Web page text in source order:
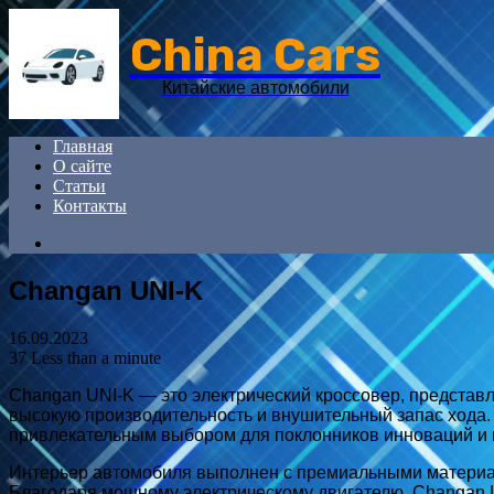
China Cars
Китайские автомобили
Главная
О сайте
Статьи
Контакты
for
Changan UNI-K
16.09.2023
37Less than a minute
Changan UNI-K — это электрический кроссовер,
высокую производительность и внушительный запас
привлекательным выбором для поклонников инноваций и
Интерьер автомобиля выполнен с премиальными